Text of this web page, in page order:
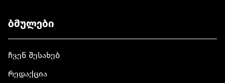
ბმულები
ჩვენ შესახებ
რედაქცია